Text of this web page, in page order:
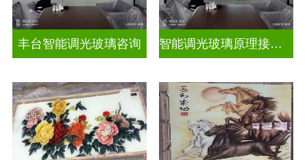
丰台智能调光玻璃咨询 智能调光玻璃原理接线图片